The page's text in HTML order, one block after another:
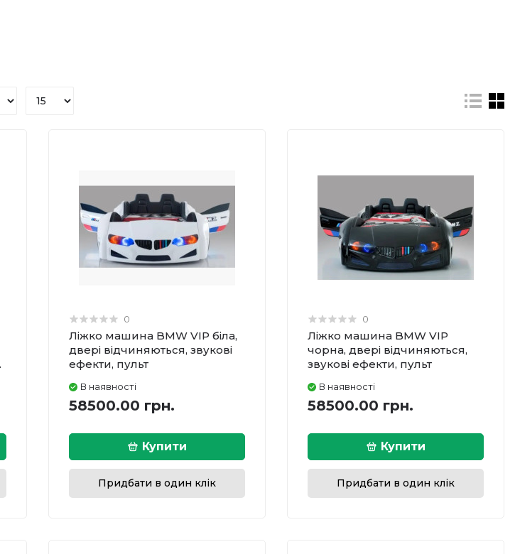
0
Ліжко машина BMW VIP біла,
двері відчиняються, звукові
ефекти, пульт
В наявності
58500.00 грн.
Купити
Придбати в один клік
0
Ліжко машина BMW VIP
чорна, двері відчиняються,
звукові ефекти, пульт
В наявності
58500.00 грн.
Купити
Придбати в один клік